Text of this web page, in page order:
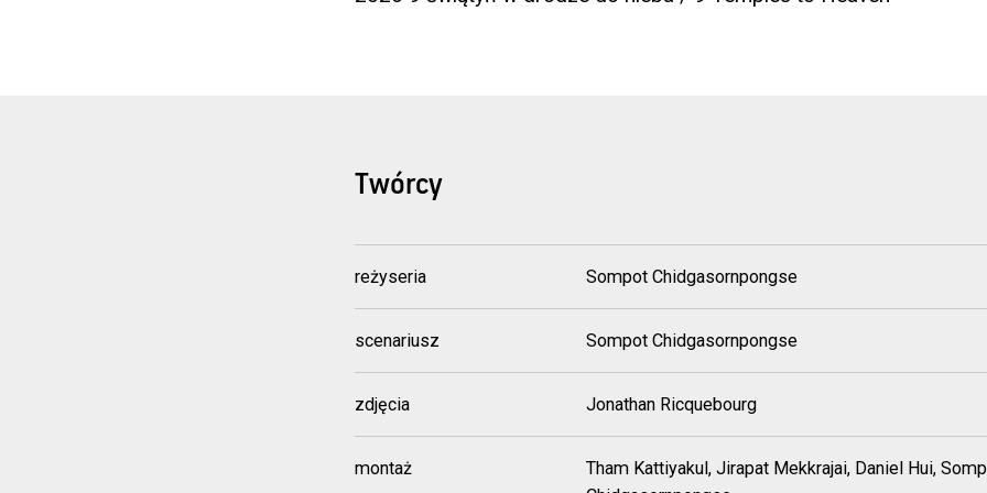
Twórcy
reżyseria Sompot Chidgasornpongse
scenariusz Sompot Chidgasornpongse
zdjęcia Jonathan Ricquebourg
montaż
Tham Kattiyakul, Jirapat Mekkrajai, Daniel Hui,